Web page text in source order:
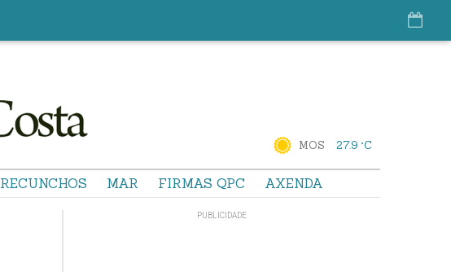
MOS 27.9 °C
RECUNCHOS MAR FIRMAS QPC AXENDA